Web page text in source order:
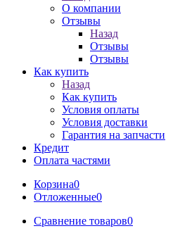
О компании
Отзывы
Назад
Отзывы
Отзывы
Как купить
Назад
Как купить
Условия оплаты
Условия доставки
Гарантия на запчасти
Кредит
Оплата частями
Корзина0
Отложенные0
Сравнение товаров0